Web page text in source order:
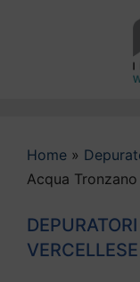
Home »
Acqua
VERCELLESE